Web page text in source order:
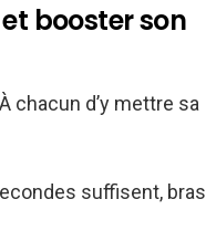
booster son
chacun d’y mettre sa
suffisent, bras